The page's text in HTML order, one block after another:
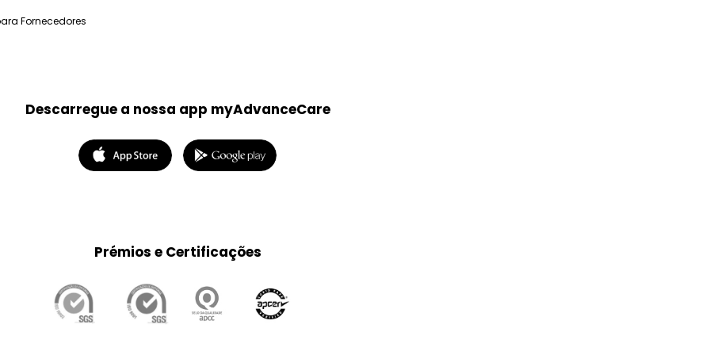
Fornecedores
Descarregue a nossa app myAdvanceCare
Prémios e Certificações